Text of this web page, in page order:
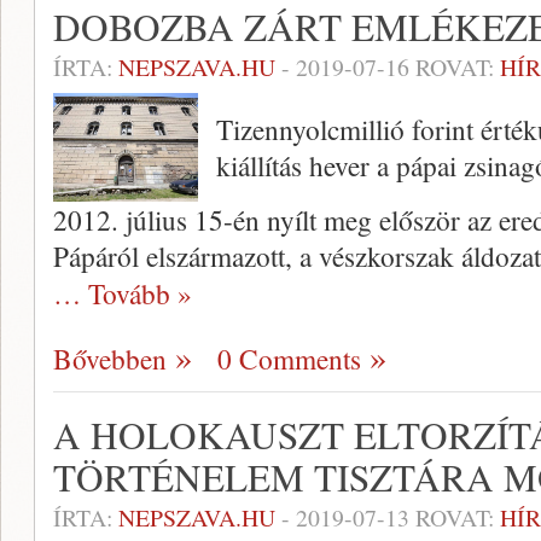
DOBOZBA ZÁRT
ÍRTA: NEPSZAVA.HU- 2019-07-16 ROVAT:
Tizennyolcmillió forint
kiállítás hever a pápai
2012. július 15-én nyílt meg először az
Pápáról elszármazott, a vészkorszak
… Tovább »
Bővebben
0 Comments
A HOLOKAUSZT
TÖRTÉNELEM TISZTÁRA
ÍRTA: NEPSZAVA.HU- 2019-07-13 ROVAT: